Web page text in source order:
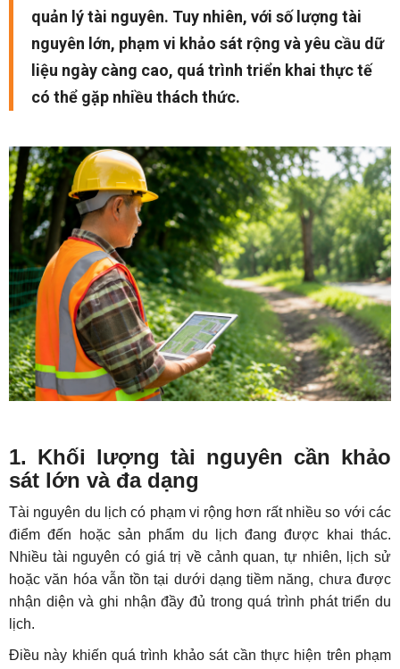
quản lý tài nguyên. Tuy nhiên, với số lượng tài
nguyên lớn, phạm vi khảo sát rộng và yêu cầu dữ
liệu ngày càng cao, quá trình triển khai thực tế
có thể gặp nhiều thách thức.
1. Khối lượng tài nguyên cần khảo
sát lớn và đa dạng
Tài nguyên du lịch có phạm vi rộng hơn rất nhiều so với các
điểm đến hoặc sản phẩm du lịch đang được khai thác.
Nhiều tài nguyên có giá trị về cảnh quan, tự nhiên, lịch sử
hoặc văn hóa vẫn tồn tại dưới dạng tiềm năng, chưa được
nhận diện và ghi nhận đầy đủ trong quá trình phát triển du
lịch.
Điều này khiến quá trình khảo sát cần thực hiện trên phạm